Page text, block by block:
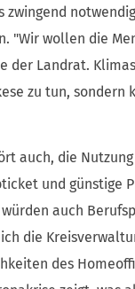
zwingend
"Wir wollen die
der Landrat.
zu tun, sondern
auch, die
und günstige
auch
die
des